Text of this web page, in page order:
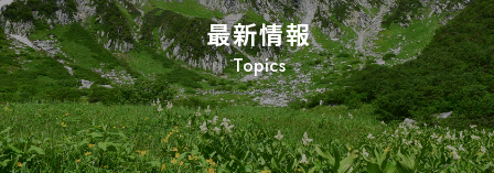
最新情報
Topics